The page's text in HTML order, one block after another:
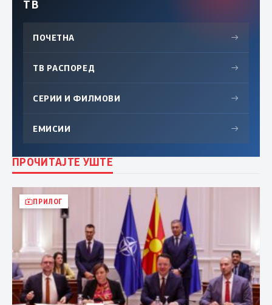
ТВ
ПОЧЕТНА →
ТВ РАСПОРЕД →
СЕРИИ И ФИЛМОВИ →
ЕМИСИИ →
ПРОЧИТАЈТЕ УШТЕ
ПРИЛОГ